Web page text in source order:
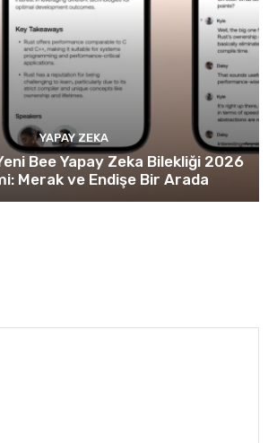
YAPAY ZEKA
Bee Yapay Zeka Bilekliği 2026
Merak ve Endişe Bir Arada